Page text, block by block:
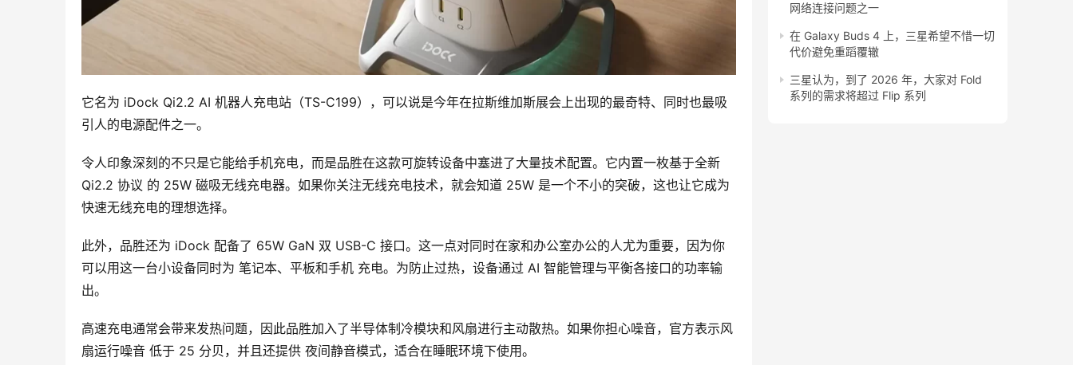
它名为 iDock Qi2.2 AI 机器人充电站（TS-C199），可以说是今年在拉斯维加斯展会上出现的最奇特、同时也最吸
引人的电源配件之一。
令人印象深刻的不只是它能给手机充电，而是品胜在这款可旋转设备中塞进了大量技术配置。它内置一枚基于全新
Qi2.2 协议 的 25W 磁吸无线充电器。如果你关注无线充电技术，就会知道 25W 是一个不小的突破，这也让它成为
快速无线充电的理想选择。
此外，品胜还为 iDock 配备了 65W GaN 双 USB-C 接口。这一点对同时在家和办公室办公的人尤为重要，因为你
可以用这一台小设备同时为 笔记本、平板和手机 充电。为防止过热，设备通过 AI 智能管理与平衡各接口的功率输
出。
高速充电通常会带来发热问题，因此品胜加入了半导体制冷模块和风扇进行主动散热。如果你担心噪音，官方表示风
扇运行噪音 低于 25 分贝，并且还提供 夜间静音模式，适合在睡眠环境下使用。
网络连接问题之一
在 Galaxy Buds 4 上，三星希望不惜一切
代价避免重蹈覆辙
三星认为，到了 2026 年，大家对 Fold
系列的需求将超过 Flip 系列